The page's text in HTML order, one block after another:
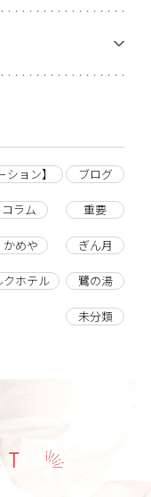
ョン】 ブログ
コラム 重要
めや ぎん月
クホテル 鷺の湯
未分類